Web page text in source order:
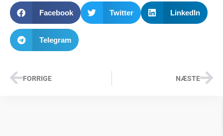
Facebook Twitter LinkedIn
Telegram
FORRIGE NÆSTE